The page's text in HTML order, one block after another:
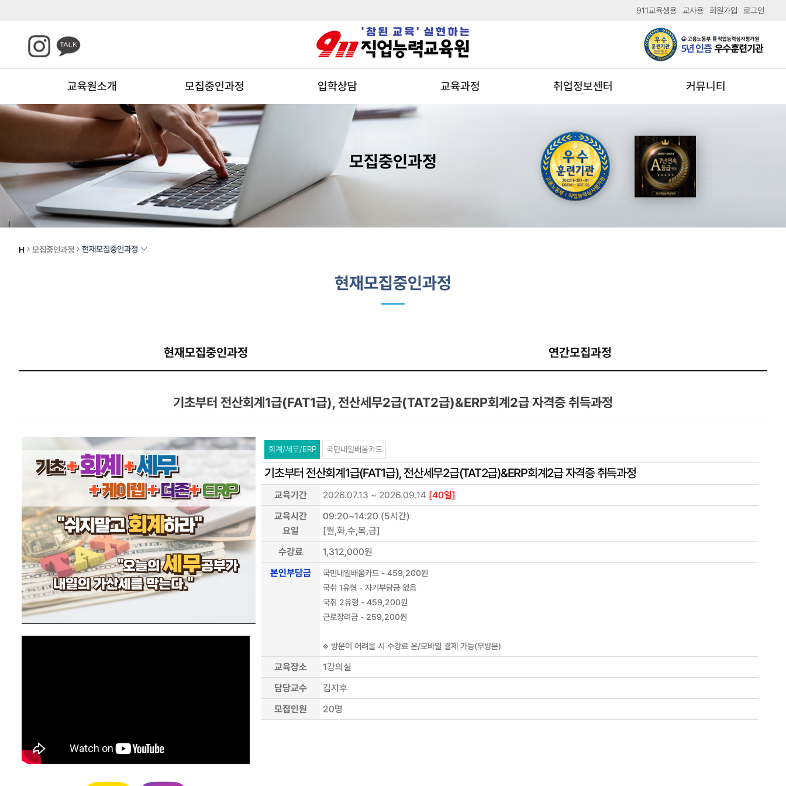
911교육생용 교사용 회원가입 로그인
교육원소개 모집중인과정 입학상담 교육과정 취업정보센터 커뮤니티
모집중인과정
H 모집중인과정 현재모집중인과정
현재모집중인과정
현재모집중인과정 연간모집과정
기초부터 전산회계1급(FAT1급), 전산세무2급(TAT2급)&ERP회계2급 자격증 취득과정
회계/세무/ERP 국민내일배움카드
기초부터 전산회계1급(FAT1급), 전산세무2급(TAT2급)&ERP회계2급 자격증 취득과정
교육기간 2026.07.13 ~ 2026.09.14 [40일]
교육시간
요일
09:20~14:20 (5시간)
[월,화,수,목,금]
수강료
1,312,000원
본인부담금
국민내일배움카드 - 459,200원
국취 1유형 - 자기부담금 없음
국취 2유형 - 459,200원
근로장려금 - 259,200원
※ 방문이 어려울 시 수강료 온/모바일 결제 가능(무방문)
교육장소
1강의실
담당교수
김지후
모집인원
20명